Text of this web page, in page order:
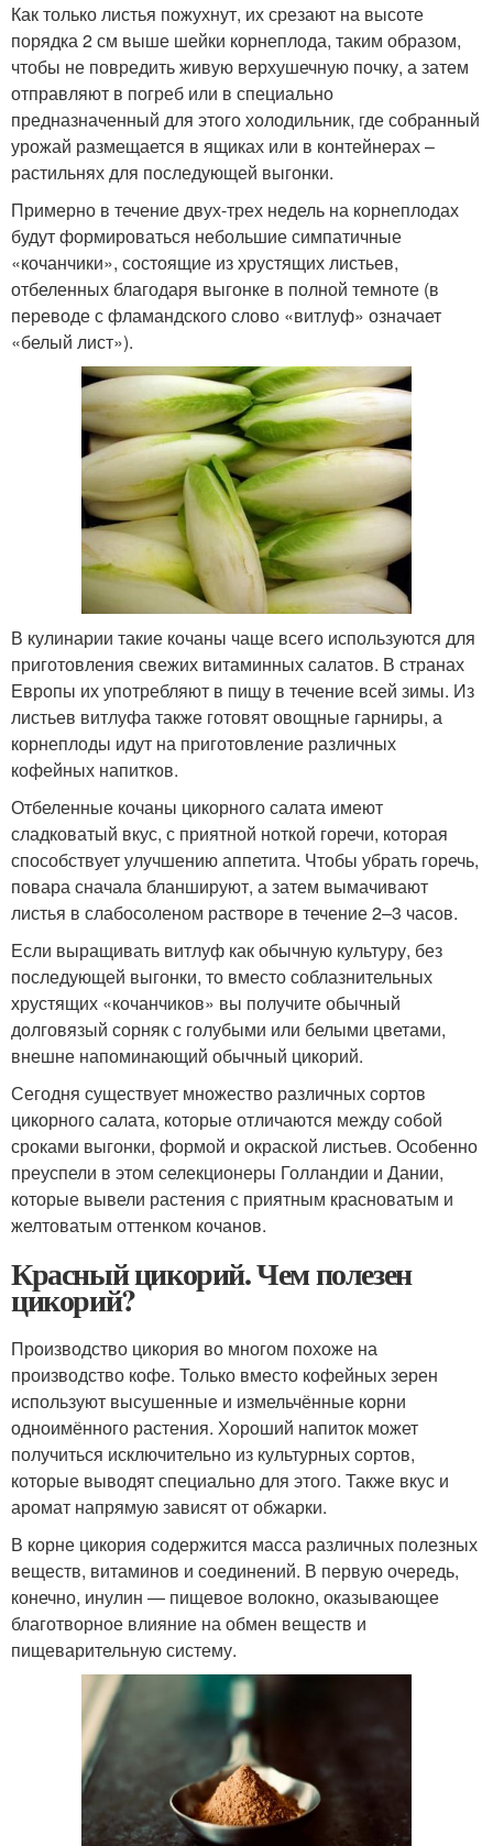
Как только листья пожухнут, их срезают на высоте
порядка 2 см выше шейки корнеплода, таким образом,
чтобы не повредить живую верхушечную почку, а затем
отправляют в погреб или в специально
предназначенный для этого холодильник, где собранный
урожай размещается в ящиках или в контейнерах –
растильнях для последующей выгонки.
Примерно в течение двух-трех недель на корнеплодах
будут формироваться небольшие симпатичные
«кочанчики», состоящие из хрустящих листьев,
отбеленных благодаря выгонке в полной темноте (в
переводе с фламандского слово «витлуф» означает
«белый лист»).
В кулинарии такие кочаны чаще всего используются для
приготовления свежих витаминных салатов. В странах
Европы их употребляют в пищу в течение всей зимы. Из
листьев витлуфа также готовят овощные гарниры, а
корнеплоды идут на приготовление различных
кофейных напитков.
Отбеленные кочаны цикорного салата имеют
сладковатый вкус, с приятной ноткой горечи, которая
способствует улучшению аппетита. Чтобы убрать горечь,
повара сначала бланшируют, а затем вымачивают
листья в слабосоленом растворе в течение 2–3 часов.
Если выращивать витлуф как обычную культуру, без
последующей выгонки, то вместо соблазнительных
хрустящих «кочанчиков» вы получите обычный
долговязый сорняк с голубыми или белыми цветами,
внешне напоминающий обычный цикорий.
Сегодня существует множество различных сортов
цикорного салата, которые отличаются между собой
сроками выгонки, формой и окраской листьев. Особенно
преуспели в этом селекционеры Голландии и Дании,
которые вывели растения с приятным красноватым и
желтоватым оттенком кочанов.
Красный цикорий. Чем полезен
цикорий?
Производство цикория во многом похоже на
производство кофе. Только вместо кофейных зерен
используют высушенные и измельчённые корни
одноимённого растения. Хороший напиток может
получиться исключительно из культурных сортов,
которые выводят специально для этого. Также вкус и
аромат напрямую зависят от обжарки.
В корне цикория содержится масса различных полезных
веществ, витаминов и соединений. В первую очередь,
конечно, инулин — пищевое волокно, оказывающее
благотворное влияние на обмен веществ и
пищеварительную систему.